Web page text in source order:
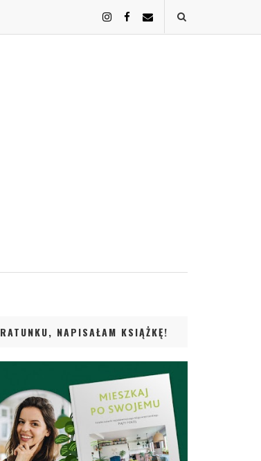
RATUNKU, NAPISAŁAM KSIĄŻKĘ!